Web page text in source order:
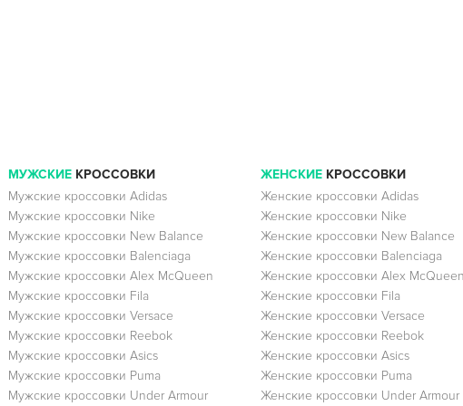
МУЖСКИЕКРОССОВКИ
Мужские кроссовки Adidas
Мужские кроссовки Nike
Мужские кроссовки New Balance
Мужские кроссовки Balenciaga
Мужские кроссовки Alex McQueen
Мужские кроссовки Fila
Мужские кроссовки Versace
Мужские кроссовки Reebok
Мужские кроссовки Asics
Мужские кроссовки Puma
Мужские кроссовки Under Armour
ЖЕНСКИЕКРОССОВКИ
Женские кроссовки Adidas
Женские кроссовки Nike
Женские кроссовки New Balance
Женские кроссовки Balenciaga
Женские кроссовки Alex
Женские кроссовки Fila
Женские кроссовки Versace
Женские кроссовки Reebok
Женские кроссовки Asics
Женские кроссовки Puma
Женские кроссовки Under Armour